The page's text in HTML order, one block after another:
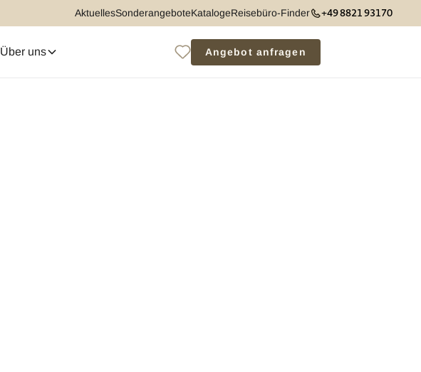
AktuellesSonderangeboteKatalogeReisebüro-Finder +49 8821 93170
Über uns Angebot anfragen